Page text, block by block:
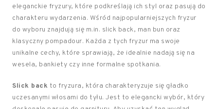
eleganckie fryzury, które podkreślają ich styl oraz pasują do
charakteru wydarzenia. Wśród najpopularniejszych fryzur
do wyboru znajdują się m.in. slick back, man bun oraz
klasyczny pompadour. Każda z tych fryzur ma swoje
unikalne cechy, które sprawiają, że idealnie nadają się na
wesela, bankiety czy inne formalne spotkania.
Slick back to fryzura, która charakteryzuje się gładko
uczesanymi włosami do tyłu. Jest to elegancki wybór, który